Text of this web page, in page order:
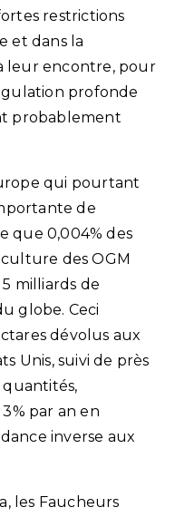
restrictions
et dans la
leur encontre, pour
profonde
probablement
qui pourtant
de
que 0,004% des
des OGM
milliards de
globe. Ceci
dévolus aux
Unis, suivi de près
quantités,
par an en
inverse aux
les Faucheurs